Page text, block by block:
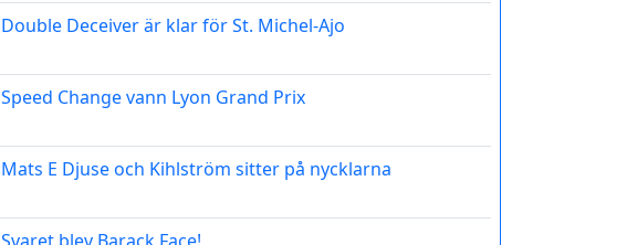
Double Deceiver är klar för St. Michel-Ajo
Speed Change vann Lyon Grand Prix
Mats E Djuse och Kihlström sitter på nycklarna